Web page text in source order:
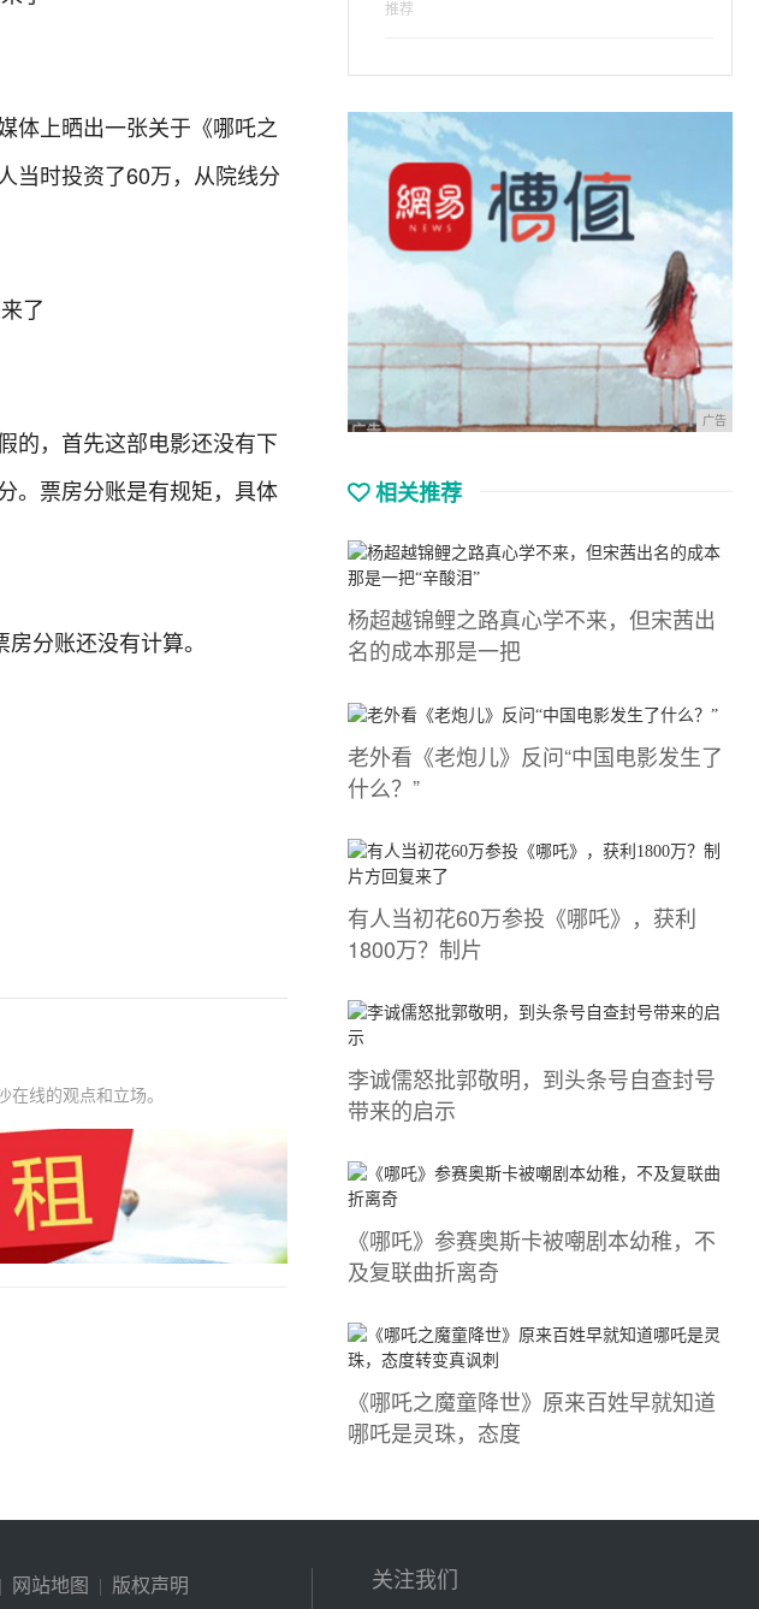
体上晒出一张关于《哪吒之
当时投资了60万，从院线分
的，首先这部电影还没有下
。票房分账是有规矩，具体
分账还没有计算。
线的观点和立场。
推荐
广告
相关推荐
杨超越锦鲤之路真心学不来，但宋茜出
名的成本那是一把
老外看《老炮儿》反问“中国电影发生了
什么？”
有人当初花60万参投《哪吒》，获利
1800万？制片
李诚儒怒批郭敬明，到头条号自查封号
带来的启示
《哪吒》参赛奥斯卡被嘲剧本幼稚，不
及复联曲折离奇
《哪吒之魔童降世》原来百姓早就知道
哪吒是灵珠，态度
| 网站地图 | 版权声明 关注我们